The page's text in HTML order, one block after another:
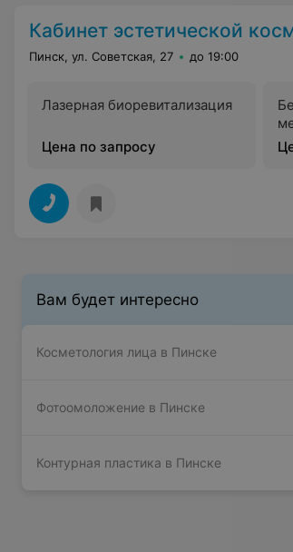
Кабинет эстетической
Пинск, ул. Советская, 27 до 19:00
Лазерная биоревитализация
Цена по запросу
Вам будет интересно
Косметология лица в Пинске
Фотоомоложение в Пинске
Контурная пластика в Пинске